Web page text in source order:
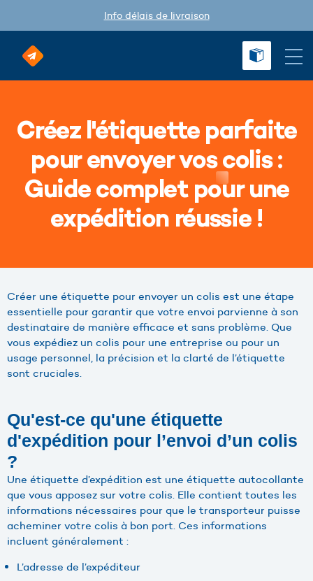
Info délais de livraison
Créez l'étiquette parfaite
pour envoyer vos colis :
Guide complet pour une
expédition réussie !
Créer une étiquette pour envoyer un colis est une étape
essentielle pour garantir que votre envoi parvienne à son
destinataire de manière efficace et sans problème. Que
vous expédiez un colis pour une entreprise ou pour un
usage personnel, la précision et la clarté de l’étiquette
sont cruciales.
Qu'est-ce qu'une étiquette
d'expédition pour l’envoi d’un colis
?
Une étiquette d’expédition est une étiquette autocollante
que vous apposez sur votre colis. Elle contient toutes les
informations nécessaires pour que le transporteur puisse
acheminer votre colis à bon port. Ces informations
incluent généralement :
L’adresse de l’expéditeur